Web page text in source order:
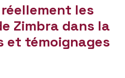
les
Zimbra dans la
et témoignages